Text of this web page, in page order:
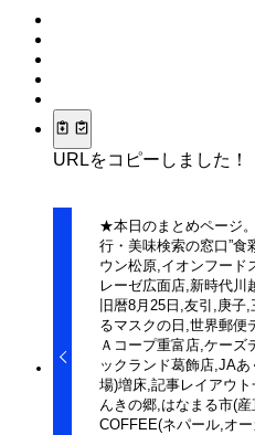
URLをコピーしました！
★本日のまとめページ
行・美味検索の窓口”
ウン松原,イオンフード
レーゼ広面店,新時代川
旧暦8月25日,友引,庚
るマスクの日,世界郵
Ａコープ重富店,ケー
ックランド葛飾店,JA
場)増床,記事レイアウ
んきの郷,はなまる市(
COFFEE(ネパール,オ